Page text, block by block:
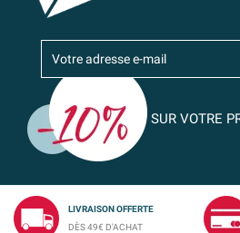
SUR VOTRE
LIVRAISON OFFERTE
DÈS 49€ D'ACHAT